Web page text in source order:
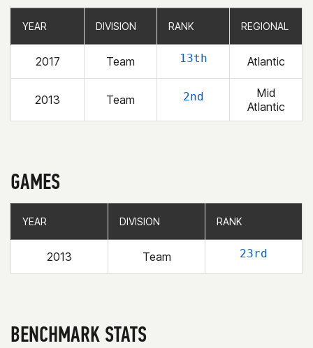
YEAR DIVISION RANK REGIONAL
2017 Team 13th Atlantic
2013 Team 2nd
Mid
Atlantic
YEAR DIVISION RANK REGIONAL
GAMES
YEAR DIVISION RANK
2013 Team 23rd
YEAR DIVISION RANK
BENCHMARK STATS